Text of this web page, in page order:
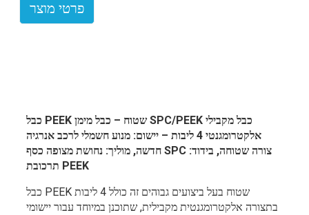
פרטי מוצר
כבל PEEK שטוח – כבל מימן SPC/PEEK כבל מקבילי
אלקטרומגנטי 4 ליבות – יישום: מנוע חשמלי לרכב אנרגיה
חדשה, מוליך: נחושת מצופה כסף SPC צורה שטוחה, בידוד:
תרכובת PEEK
כבל PEEK שטוח בעל ביצועים גבוהים זה כולל 4 ליבות
בתצורה אלקטרומגנטית מקבילית, שתוכנן במיוחד עבור יישומי